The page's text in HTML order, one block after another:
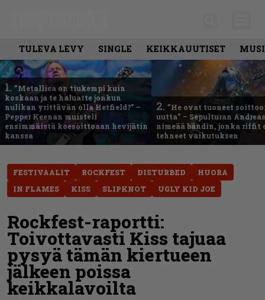
TULEVA LEVY SINGLE KEIKKAUUTISET
1. ”Metallica on tiukempi kuin
koskaan ja te haluatte jonkun
nulikan yrittävän olla Hetfield?” –
Pepper Keenan muisteli
ensimmäistä koesoittoaan hevijätin
kanssa
2. ”He ovat tuoneet
uutta” – Sepulturan
nimeää bändin, jonka riffit
tehneet vaikutuksen
FESTIVAALIT ROCKFEST DISTURBED
HUORA
IN FLAMES
KISS SLIPKNOT UGLY KID JOE
Rockfest-raportti:
Toivottavasti Kiss tajuaa
pysyä tämän kiertueen
jälkeen poissa
keikkalavoilta